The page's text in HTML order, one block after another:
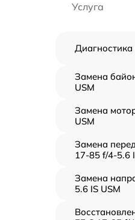
Услуга
Диагностика
Замена
USM
Замена
USM
Замена
17-85 f/4-5.6
Замена
5.6 IS USM